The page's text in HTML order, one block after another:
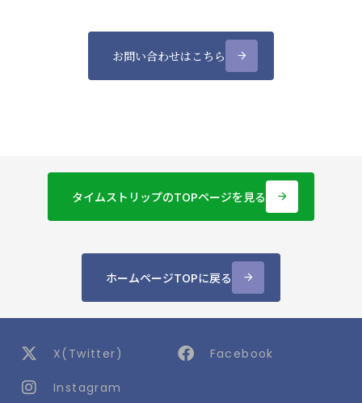
お問い合わせはこちら arrow_forward
タイムストリップのTOPページを見る arrow_forward
ホームページTOPに戻る arrow_forward
X(Twitter)
@smartchip_Inc
Facebook
Instagram